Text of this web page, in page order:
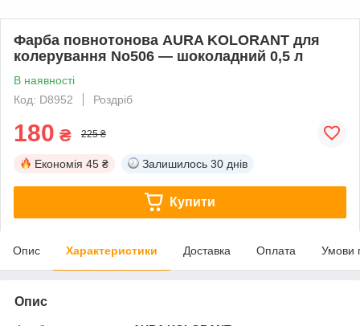
Фарба повнотонова AURA KOLORANT для
колерування No506 — шоколадний 0,5 л
В наявності
Код: D8952
Роздріб
180 ₴ 225 ₴
Економія 45 ₴ Залишилось 30 днів
Купити
Опис Характеристики Доставка Оплата Умови
Опис